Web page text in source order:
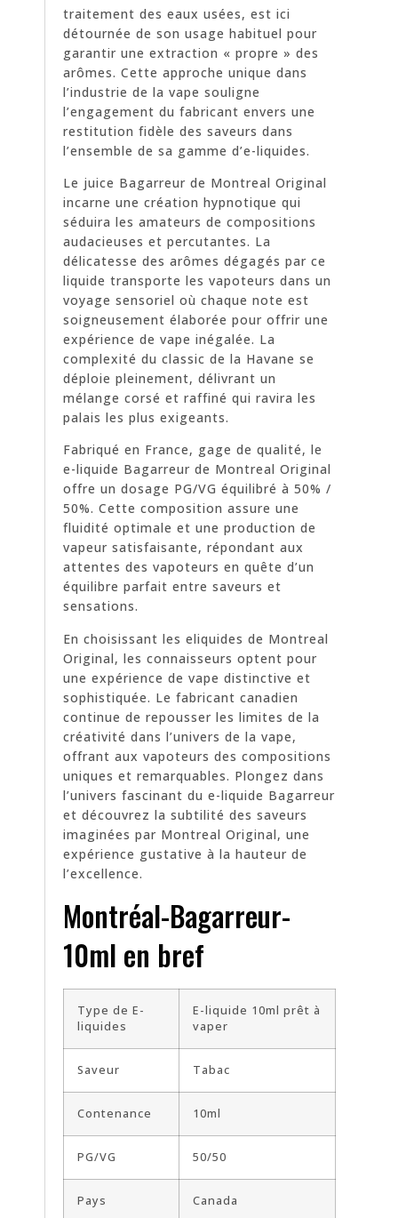
traitement des eaux usées, est ici
détournée de son usage habituel pour
garantir une extraction « propre » des
arômes. Cette approche unique dans
l’industrie de la vape souligne
l’engagement du fabricant envers une
restitution fidèle des saveurs dans
l’ensemble de sa gamme d’e-liquides.
Le juice Bagarreur de Montreal Original
incarne une création hypnotique qui
séduira les amateurs de compositions
audacieuses et percutantes. La
délicatesse des arômes dégagés par ce
liquide transporte les vapoteurs dans un
voyage sensoriel où chaque note est
soigneusement élaborée pour offrir une
expérience de vape inégalée. La
complexité du classic de la Havane se
déploie pleinement, délivrant un
mélange corsé et raffiné qui ravira les
palais les plus exigeants.
Fabriqué en France, gage de qualité, le
e-liquide Bagarreur de Montreal Original
offre un dosage PG/VG équilibré à 50% /
50%. Cette composition assure une
fluidité optimale et une production de
vapeur satisfaisante, répondant aux
attentes des vapoteurs en quête d’un
équilibre parfait entre saveurs et
sensations.
En choisissant les eliquides de Montreal
Original, les connaisseurs optent pour
une expérience de vape distinctive et
sophistiquée. Le fabricant canadien
continue de repousser les limites de la
créativité dans l’univers de la vape,
offrant aux vapoteurs des compositions
uniques et remarquables. Plongez dans
l’univers fascinant du e-liquide Bagarreur
et découvrez la subtilité des saveurs
imaginées par Montreal Original, une
expérience gustative à la hauteur de
l’excellence.
Montréal-Bagarreur-
10ml en bref
Type de E-
liquides
E-liquide 10ml prêt à
vaper
Saveur Tabac
Contenance 10ml
PG/VG 50/50
Pays Canada